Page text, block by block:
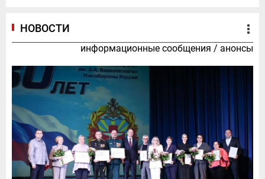
НОВОСТИ
информационные сообщения / анонсы